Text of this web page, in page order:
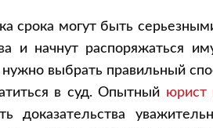
срока могут быть
и начнут распоряжаться
нужно выбрать правильный
в суд. Опытный юрист
доказательства